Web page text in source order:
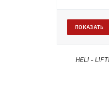
HELI -